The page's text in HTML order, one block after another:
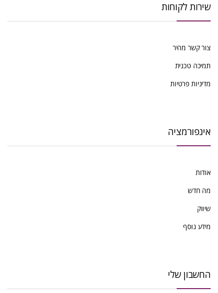
שירות לקוחות
צור קשר מהיר
תמיכה טכנית
מדיניות פרטיות
אינפורמציה
אודות
מה חדש
שיווק
מידע נוסף
החשבון שלי